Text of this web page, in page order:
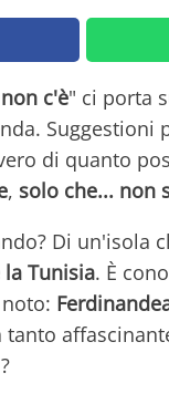
c'è" ci porta
di quanto
, solo che... non
Di un'isola
Tunisia. È